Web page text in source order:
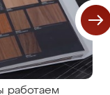
работаем